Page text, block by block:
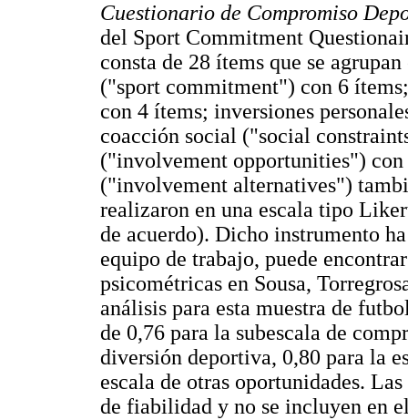
Cuestionario de Compromiso
del Sport Commitment
consta de 28 ítems que se
("sport commitment") con 6
con 4 ítems; inversiones
coacción social ("social
("involvement opportunities")
("involvement alternatives")
realizaron en una escala tipo
de acuerdo). Dicho instrumento
equipo de trabajo, puede
psicométricas en Sousa,
análisis para esta muestra de
de 0,76 para la subescala de
diversión deportiva, 0,80 para la
escala de otras oportunidades.
de fiabilidad y no se incluyen en